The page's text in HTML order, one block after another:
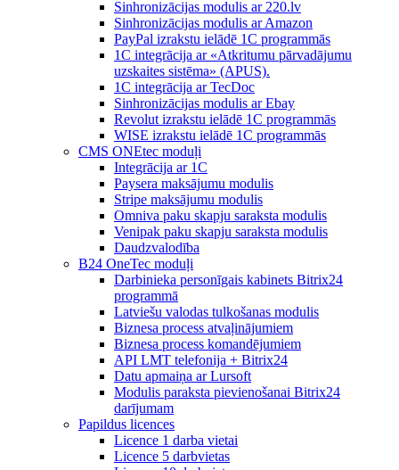
Sinhronizācijas modulis ar 220.lv
Sinhronizācijas modulis ar Amazon
PayPal izrakstu ielādē 1C programmās
1C integrācija ar «Atkritumu pārvadājumu
uzskaites sistēma» (APUS).
1C integrācija ar TecDoc
Sinhronizācijas modulis ar Ebay
Revolut izrakstu ielādē 1C programmās
WISE izrakstu ielādē 1C programmās
CMS ONEtec moduļi
Integrācija ar 1C
Paysera maksājumu modulis
Stripe maksājumu modulis
Omniva paku skapju saraksta modulis
Venipak paku skapju saraksta modulis
Daudzvalodība
B24 OneTec moduļi
Darbinieka personīgais kabinets Bitrix24
programmā
Latviešu valodas tulkošanas modulis
Biznesa process atvaļinājumiem
Biznesa process komandējumiem
API LMT telefonija + Bitrix24
Datu apmaiņa ar Lursoft
Modulis paraksta pievienošanai Bitrix24
darījumam
Papildus licences
Licence 1 darba vietai
Licence 5 darbvietas